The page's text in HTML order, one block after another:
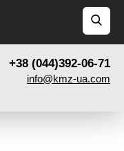
+38 (044)392-06-71
info@kmz-ua.com